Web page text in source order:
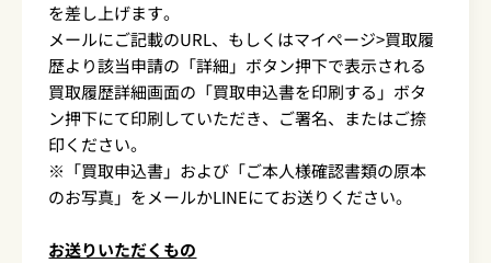
を差し上げます。
メールにご記載のURL、もしくはマイページ>買取履
歴より該当申請の「詳細」ボタン押下で表示される
買取履歴詳細画面の「買取申込書を印刷する」ボタ
ン押下にて印刷していただき、ご署名、またはご捺
印ください。
※「買取申込書」および「ご本人様確認書類の原本
のお写真」をメールかLINEにてお送りください。
お送りいただくもの